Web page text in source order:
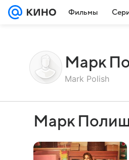
Фильмы
Марк
Mark Polish
Марк